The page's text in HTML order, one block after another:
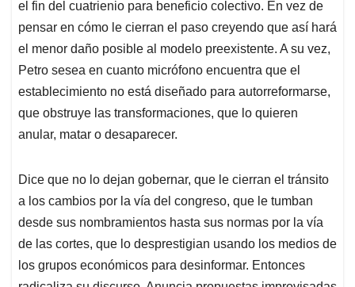
p
p
o
k
I
n
s
el fin del cuatrienio para beneficio colectivo. En vez de
pensar en cómo le cierran el paso creyendo que así hará
el menor daño posible al modelo preexistente. A su vez,
Petro sesea en cuanto micrófono encuentra que el
establecimiento no está diseñado para autorreformarse,
que obstruye las transformaciones, que lo quieren
anular, matar o desaparecer.
Dice que no lo dejan gobernar, que le cierran el tránsito
a los cambios por la vía del congreso, que le tumban
desde sus nombramientos hasta sus normas por la vía
de las cortes, que lo desprestigian usando los medios de
los grupos económicos para desinformar. Entonces